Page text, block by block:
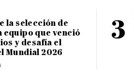
la selección de
equipo que venció
y desafía el
Mundial 2026